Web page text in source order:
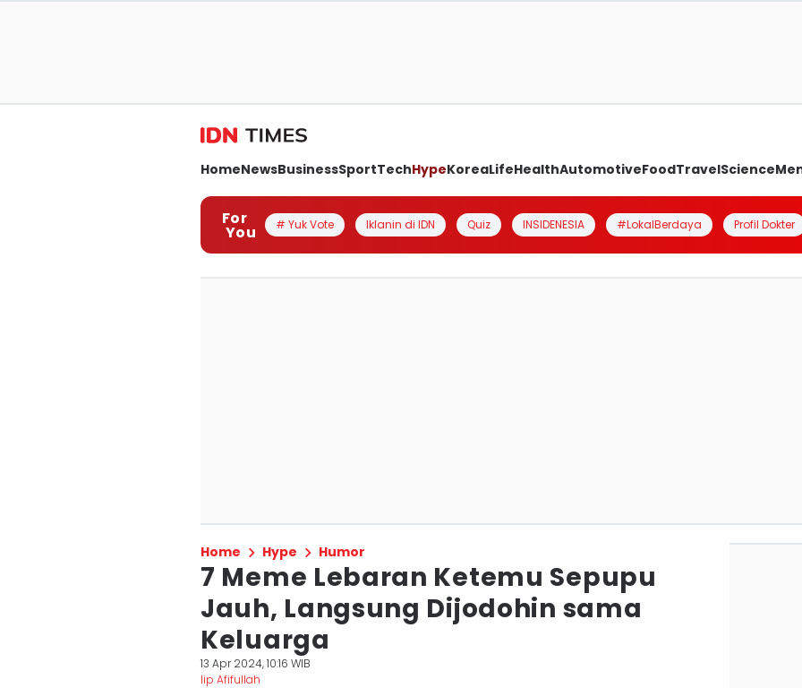
HomeNewsBusinessSportTechHypeKoreaLifeHealthAutomotiveFoodTravelScience
For
You # Yuk Vote Iklanin di IDN Quiz INSIDENESIA #LokalBerdaya Profil Dokter
Home Hype Humor
7 Meme Lebaran Ketemu Sepupu
Jauh, Langsung Dijodohin sama
Keluarga
13 Apr 2024, 10:16 WIB
Iip Afifullah